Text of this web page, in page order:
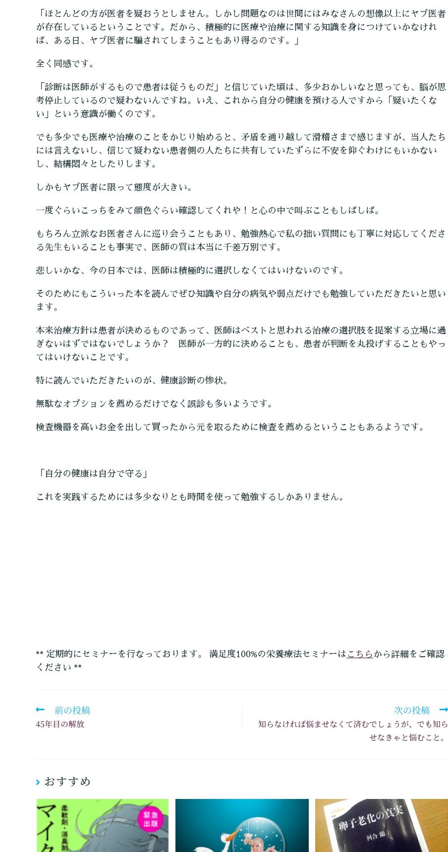
「ほとんどの方が医者を疑おうとしません。しかし問題なのは世間にはみなさんの想像以上にヤブ医者
が存在しているということです。だから、積極的に医療や治療に関する知識を身につけていかなけれ
ば、ある日、ヤブ医者に騙されてしまうこともあり得るのです。」
全く同感です。
「診断は医師がするもので患者は従うものだ」と信じていた頃は、多少おかしいなと思っても、脳が思
考停止しているので疑わないんですね。いえ、これから自分の健康を預ける人ですから「疑いたくな
い」という意識が働くのです。
でも多少でも医療や治療のことをかじり始めると、矛盾を通り越して滑稽さまで感じますが、当人たち
には言えないし、信じて疑わない患者側の人たちに共有していたずらに不安を仰ぐわけにもいかない
し、結構悶々としたりします。
しかもヤブ医者に限って態度が大きい。
一度ぐらいこっちをみて顔色ぐらい確認してくれや！と心の中で叫ぶこともしばしば。
もちろん立派なお医者さんに巡り会うこともあり、勉強熱心で私の拙い質問にも丁寧に対応してくださ
る先生もいることも事実で、医師の質は本当に千差万別です。
悲しいかな、今の日本では、医師は積極的に選択しなくてはいけないのです。
そのためにもこういった本を読んでぜひ知識や自分の病気や弱点だけでも勉強していただきたいと思い
ます。
本来治療方針は患者が決めるものであって、医師はベストと思われる治療の選択肢を提案する立場に過
ぎないはずではないでしょうか？ 医師が一方的に決めることも、患者が判断を丸投げすることもやっ
てはいけないことです。
特に読んでいただきたいのが、健康診断の惨状。
無駄なオプションを薦めるだけでなく誤診も多いようです。
検査機器を高いお金を出して買ったから元を取るために検査を薦めるということもあるようです。
「自分の健康は自分で守る」
これを実践するためには多少なりとも時間を使って勉強するしかありません。
** 定期的にセミナーを行なっております。 満足度100%の栄養療法セミナーは こちら から詳細をご確認
ください **
前の投稿
45年目の解放
次の投稿
知らなければ悩ませなくて済むでしょうが、でも知ら
せなきゃと悩むこと。
おすすめ